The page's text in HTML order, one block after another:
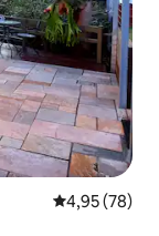
Évaluation
4,95 (78)